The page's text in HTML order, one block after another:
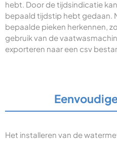
hebt. Door de tijdsindicatie
bepaald tijdstip hebt gedaan.
bepaalde pieken herkennen,
gebruik van de
exporteren naar een csv
Het installeren van de